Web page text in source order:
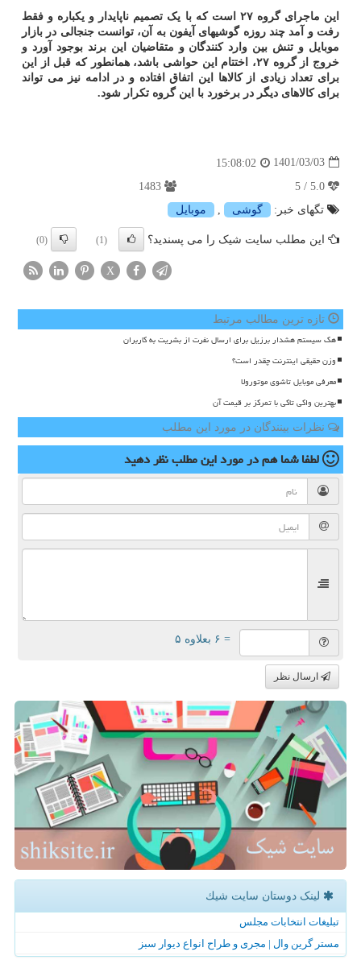
این ماجرای گروه ۲۷ است که با یک تصمیم ناپایدار و یکباره و فقط
رفت و آمد چند روزه گوشیهای آیفون به آن، توانست جنجالی در بازار
موبایل و تنش بین وارد کنندگان و متقاضیان این برند بوجود آورد و
خروج از گروه ۲۷، اختتام این حواشی باشد، همانطور که قبل از این
برای تعداد زیادی از کالاها این اتفاق افتاده و در ادامه نیز می تواند
برای کالاهای دیگر در برخورد با این گروه تکرار شود.
1401/03/03
15:08:02
تگهای خبر:
گوشی , موبایل
این مطلب سایت شیک را می پسندید؟ (1)
(0)
X
تازه ترین مطالب مرتبط
هک سیستم هشدار برزیل برای ارسال نفرت از بشریت به کاربران
وزن حقیقی اینترنت چقدر است؟
معرفی موبایل تاشوی موتورولا
بهترین واکی تاکی با تمرکز بر قیمت آن
نظرات بینندگان در مورد این مطلب
لطفا شما همدر مورد این مطلبنظر دهید
= ۶ بعلاوه ۵
ارسال نظر
لینک دوستان سایت شیك
تبلیغات انتخابات مجلس
مستر گرین وال | مجری و طراح انواع دیوار سبز